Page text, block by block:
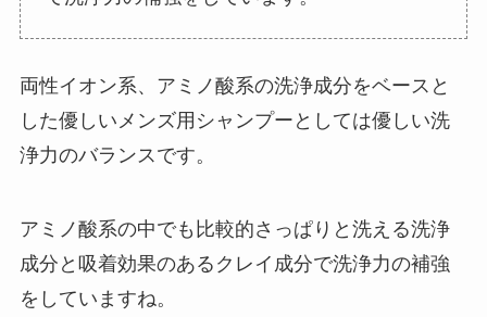
両性イオン系、アミノ酸系の洗浄成分をベースと
した優しいメンズ用シャンプーとしては優しい洗
浄力のバランスです。
アミノ酸系の中でも比較的さっぱりと洗える洗浄
成分と吸着効果のあるクレイ成分で洗浄力の補強
をしていますね。